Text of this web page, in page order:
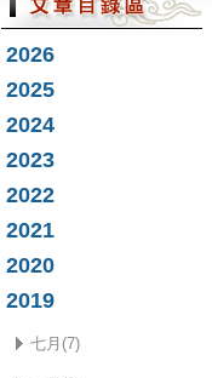
2026
2025
2024
2023
2022
2021
2020
2019
七月(7)